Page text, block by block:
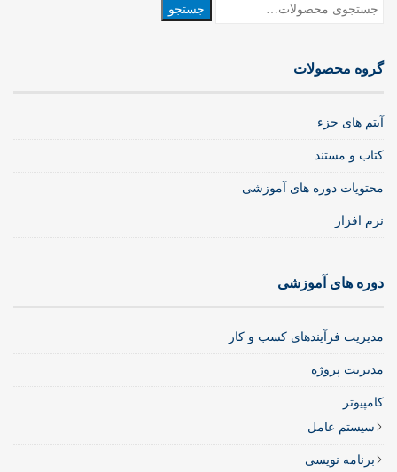
جستجو
گروه محصولات
آیتم های جزء
کتاب و مستند
محتویات دوره های آموزشی
نرم افزار
دوره های آموزشی
مدیریت فرآیندهای کسب و کار
مدیریت پروژه
کامپیوتر
سیستم عامل
برنامه نویسی